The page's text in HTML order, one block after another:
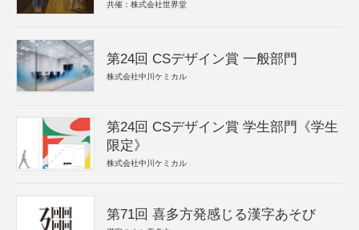
共催：株式会社世界堂
第24回 CSデザイン賞 一般部門
株式会社中川ケミカル
第24回 CSデザイン賞 学生部門《学生
限定》
株式会社中川ケミカル
第71回 喜多方発感じる漢字あそび